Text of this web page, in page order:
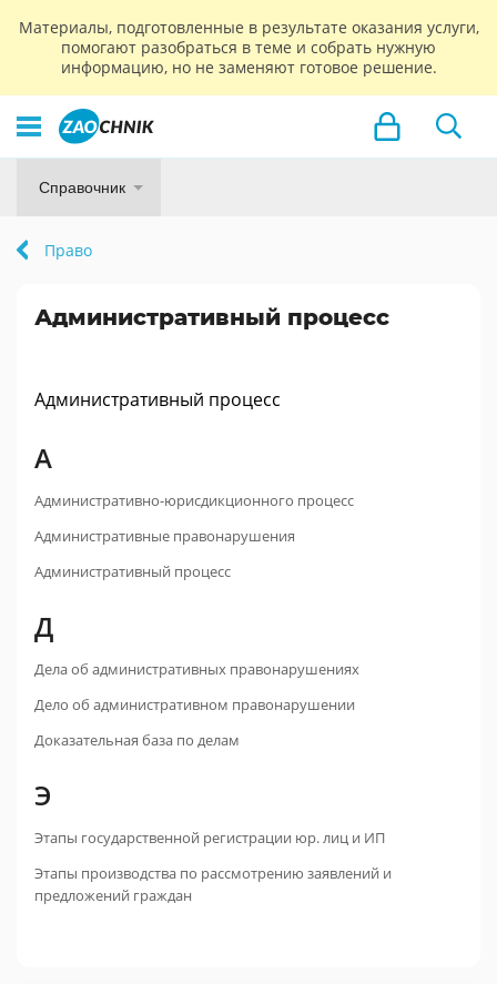
Материалы, подготовленные в результате оказания услуги,
помогают разобраться в теме и собрать нужную
информацию, но не заменяют готовое решение.
Справочник
Право
Административный процесс
Административный процесс
А
Административно-юрисдикционного процесс
Административные правонарушения
Административный процесс
Д
Дела об административных правонарушениях
Дело об административном правонарушении
Доказательная база по делам
Э
Этапы государственной регистрации юр. лиц и ИП
Этапы производства по рассмотрению заявлений и
предложений граждан